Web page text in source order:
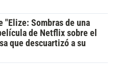
"Elize: Sombras de una
de Netflix sobre el
que descuartizó a su